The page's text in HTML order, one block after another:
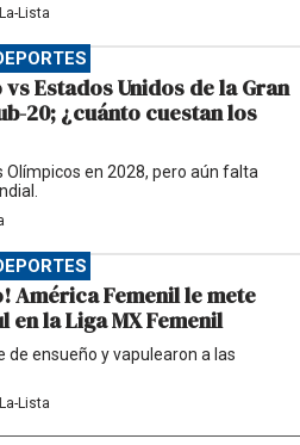
Lista
Estados Unidos de la Gran
20; ¿cuánto cuestan los
Olímpicos en 2028, pero aún falta
América Femenil le mete
en la Liga MX Femenil
de ensueño y vapulearon a las
Lista